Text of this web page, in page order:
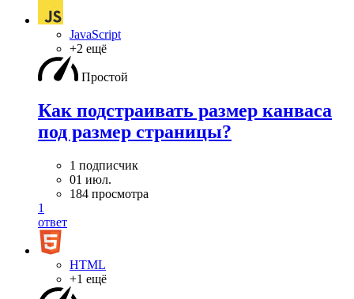
JavaScript
+2 ещё
Простой
Как подстраивать размер канваса
под размер страницы?
1 подписчик
01 июл.
184 просмотра
1
ответ
HTML
+1 ещё